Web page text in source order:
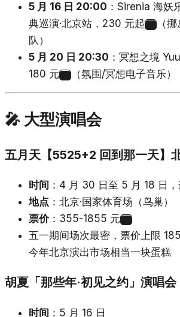
5 月 16 日 20:00 ：Sirenia 海妖
典巡演·北京站，230 元起
（
队）
5 月 20 日 20:30 ：冥想之境
180 元
（氛围/冥想电子音乐）
🎤 大型演唱会
五月天【5525+2 回到那一天】
时间 ：4 月 30 日至 5 月 18 日
地点 ：北京·国家体育场（鸟巢）
票价：355-1855 元
五一期间场次最密，票价上限
今年北京演出市场相当一块蛋糕
胡夏「那些年·初见之约」演唱会
时间 ：5 月 16 日